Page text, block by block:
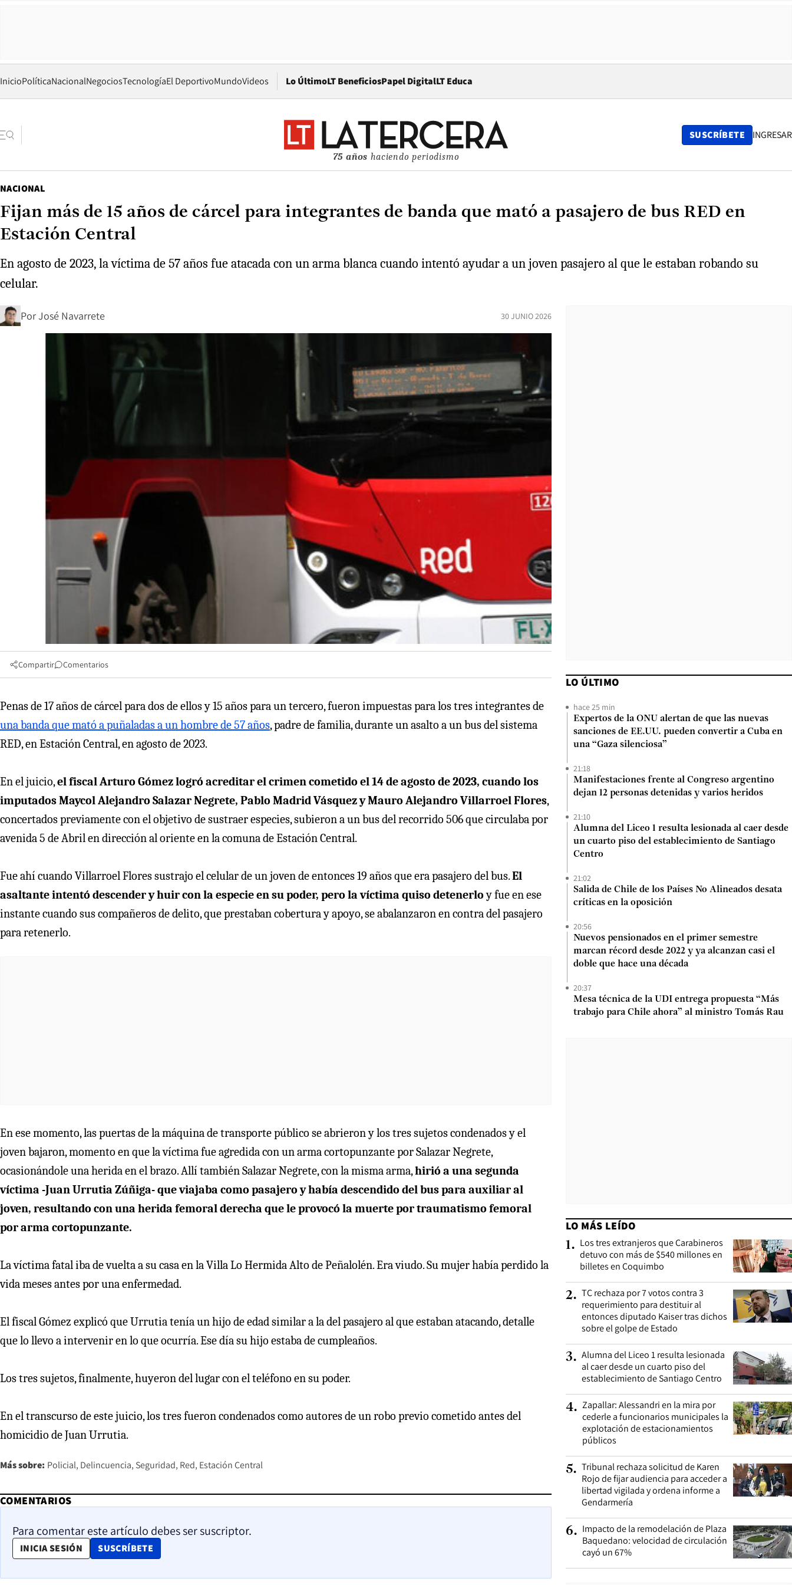
InicioPolíticaNacionalNegociosTecnologíaEl DeportivoMundoVideos Lo ÚltimoLT BeneficiosPapel DigitalOpens in new window
LT Educa
75 años haciendo periodismo
SUSCRÍBETE INGRESAR
NACIONAL
Fijan más de 15 años de cárcel para integrantes de banda que mató a pasajero de bus RED en
Estación Central
En agosto de 2023, la víctima de 57 años fue atacada con un arma blanca cuando intentó ayudar a un joven pasajero al que le estaban robando su
celular.
PorJosé Navarrete 30 JUNIO 2026
Compartir Comentarios
Penas de 17 años de cárcel para dos de ellos y 15 años para un tercero, fueron impuestas para los tres integrantes de
una banda que mató a puñaladas a un hombre de 57 años, padre de familia, durante un asalto a un bus del sistema
RED, en Estación Central, en agosto de 2023.
En el juicio,el fiscal Arturo Gómez logró acreditar el crimen cometido el 14 de agosto de 2023, cuando los
imputados Maycol Alejandro Salazar Negrete, Pablo Madrid Vásquez y Mauro Alejandro Villarroel Flores,
concertados previamente con el objetivo de sustraer especies, subieron a un bus del recorrido 506 que circulaba por
avenida 5 de Abril en dirección al oriente en la comuna de Estación Central.
Fue ahí cuando Villarroel Flores sustrajo el celular de un joven de entonces 19 años que era pasajero del bus.El
asaltante intentó descender y huir con la especie en su poder, pero la víctima quiso detenerloy fue en ese
instante cuando sus compañeros de delito, que prestaban cobertura y apoyo, se abalanzaron en contra del pasajero
para retenerlo.
En ese momento, las puertas de la máquina de transporte público se abrieron y los tres sujetos condenados y el
joven bajaron, momento en que la víctima fue agredida con un arma cortopunzante por Salazar Negrete,
ocasionándole una herida en el brazo. Allí también Salazar Negrete, con la misma arma,hirió a una segunda
víctima -Juan Urrutia Zúñiga- que viajaba como pasajero y había descendido del bus para auxiliar al
joven, resultando con una herida femoral derecha que le provocó la muerte por traumatismo femoral
por arma cortopunzante.
La víctima fatal iba de vuelta a su casa en la Villa Lo Hermida Alto de Peñalolén. Era viudo. Su mujer había perdido la
vida meses antes por una enfermedad.
El fiscal Gómez explicó que Urrutia tenía un hijo de edad similar a la del pasajero al que estaban atacando, detalle
que lo llevo a intervenir en lo que ocurría. Ese día su hijo estaba de cumpleaños.
Los tres sujetos, finalmente, huyeron del lugar con el teléfono en su poder.
En el transcurso de este juicio, los tres fueron condenados como autores de un robo previo cometido antes del
homicidio de Juan Urrutia.
Más sobre: Policial Delincuencia Seguridad Red Estación Central
COMENTARIOS
Para comentar este artículo debes ser suscriptor.
INICIA SESIÓN SUSCRÍBETE
OPENS IN NEW WINDOW
LO ÚLTIMO
hace 25 min
Expertos de la ONU alertan de que las nuevas
sanciones de EE.UU. pueden convertir a Cuba en
una “Gaza silenciosa”
21:18
Manifestaciones frente al Congreso argentino
dejan 12 personas detenidas y varios heridos
21:10
Alumna del Liceo 1 resulta lesionada al caer desde
un cuarto piso del establecimiento de Santiago
Centro
21:02
Salida de Chile de los Países No Alineados desata
críticas en la oposición
20:56
Nuevos pensionados en el primer semestre
marcan récord desde 2022 y ya alcanzan casi el
doble que hace una década
20:37
Mesa técnica de la UDI entrega propuesta “Más
trabajo para Chile ahora” al ministro Tomás Rau
LO MÁS LEÍDO
1. Los tres extranjeros que Carabineros
detuvo con más de $540 millones en
billetes en Coquimbo
2. TC rechaza por 7 votos contra 3
requerimiento para destituir al
entonces diputado Kaiser tras dichos
sobre el golpe de Estado
3. Alumna del Liceo 1 resulta lesionada
al caer desde un cuarto piso del
establecimiento de Santiago Centro
4. Zapallar: Alessandri en la mira por
cederle a funcionarios municipales la
explotación de estacionamientos
públicos
5. Tribunal rechaza solicitud de Karen
Rojo de fijar audiencia para acceder a
libertad vigilada y ordena informe a
Gendarmería
6. Impacto de la remodelación de Plaza
Baquedano: velocidad de circulación
cayó un 67%